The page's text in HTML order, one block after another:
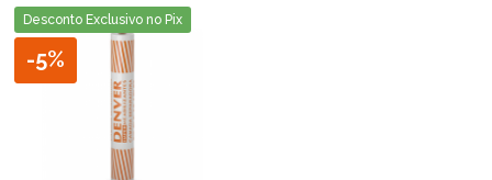
Desconto Exclusivo no Pix
-5%